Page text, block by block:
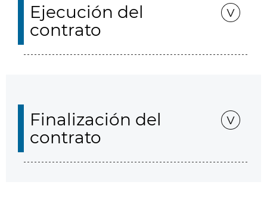
Ejecución del
contrato
Finalización del
contrato